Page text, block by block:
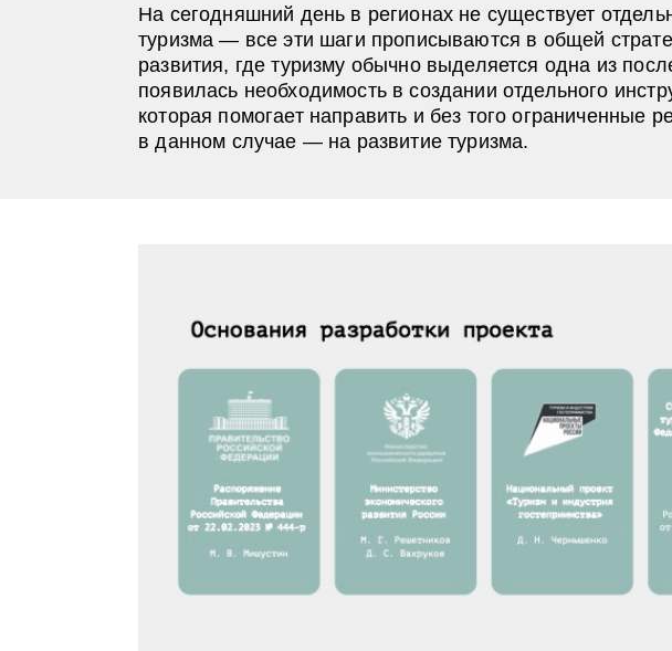
На сегодняшний день в регионах не существует
туризма — все эти шаги прописываются в общей
развития, где туризму обычно выделяется одна из
появилась необходимость в создании отдельного
которая помогает направить и без того ограниченные
в данном случае — на развитие туризма.